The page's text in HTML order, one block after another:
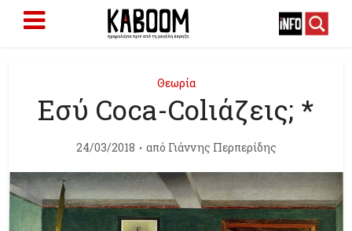
Θεωρία
Εσύ Coca-Colιάζεις; *
24/03/2018 από Γιάννης Περπερίδης